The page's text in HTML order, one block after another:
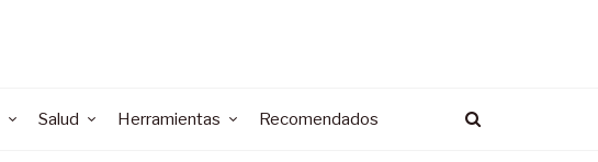
Salud Herramientas Recomendados